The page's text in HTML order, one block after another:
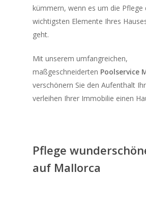
kümmern, wenn es um die Pflege
wichtigsten Elemente Ihres
geht.
Mit unserem umfangreichen,
maßgeschneiderten Poolservice
verschönern Sie den Aufenthalt
verleihen Ihrer Immobilie einen
Pflege
auf Mallorca